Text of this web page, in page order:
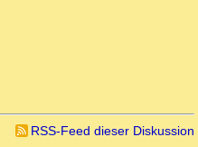
RSS-Feed dieser Diskussion